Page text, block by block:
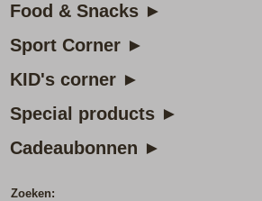
Food & Snacks ►
Sport Corner ►
KID's corner ►
Special products ►
Cadeaubonnen ►
Zoeken: